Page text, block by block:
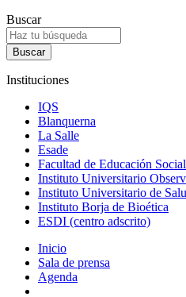
Buscar
Instituciones
IQS
Blanquerna
La Salle
Esade
Facultad de Educación
Instituto Universitario
Instituto Universitario de
Instituto Borja de Bioética
ESDI (centro adscrito)
Inicio
Sala de prensa
Agenda